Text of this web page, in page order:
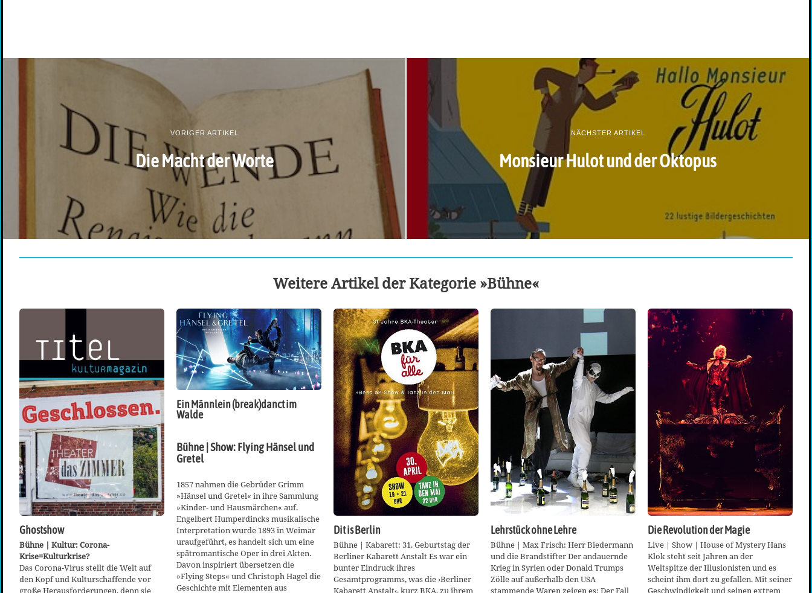
VORIGER ARTIKEL
Die Macht der Worte
NÄCHSTER ARTIKEL
Monsieur Hulot und der Oktopus
Weitere Artikel der Kategorie »Bühne«
Ghostshow
Bühne | Kultur: Corona-
Krise=Kulturkrise?
Das Corona-Virus stellt die Welt auf
den Kopf und Kulturschaffende vor
große Herausforderungen, denn sie
Ein Männlein (break)danct im
Walde
Bühne | Show: Flying Hänsel und
Gretel
1857 nahmen die Gebrüder Grimm
»Hänsel und Gretel« in ihre Sammlung
»Kinder- und Hausmärchen« auf.
Engelbert Humperdincks musikalische
Interpretation wurde 1893 in Weimar
uraufgeführt, es handelt sich um eine
spätromantische Oper in drei Akten.
Davon inspiriert übersetzen die
»Flying Steps« und Christoph Hagel die
Geschichte mit Elementen aus
Dit is Berlin
Bühne | Kabarett: 31. Geburtstag der
Berliner Kabarett Anstalt Es war ein
bunter Eindruck ihres
Gesamtprogramms, was die ›Berliner
Kabarett Anstalt‹, kurz BKA, zu ihrem
Lehrstück ohne Lehre
Bühne | Max Frisch: Herr Biedermann
und die Brandstifter Der andauernde
Krieg in Syrien oder Donald Trumps
Zölle auf außerhalb den USA
stammende Waren zeigen es: Der Fall
Die Revolution der Magie
Live | Show | House of Mystery Hans
Klok steht seit Jahren an der
Weltspitze der Illusionisten und es
scheint ihm dort zu gefallen. Mit seiner
Geschwindigkeit und seinen extrem